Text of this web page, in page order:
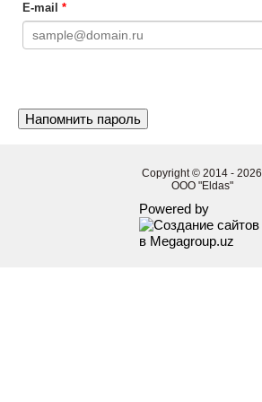
E-mail *
Copyright © 2014 - 2026
OOO "Eldas"
Powered by